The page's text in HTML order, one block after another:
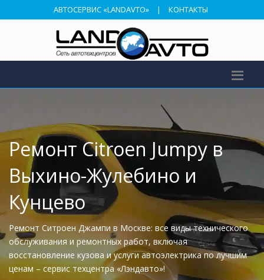
АВТОСЕРВИС «LANDAVTO» | КОНТАКТЫ
Ремонт Citroen Jumpy в
Выхино-Жулебино и
Кунцево
Ремонт Ситроен Джампи в Москве: все виды технического
обслуживания и ремонтных работ, включая
восстановление кузова и услуги автоэлектрика по лучшим
ценам – сервис техцентра «Лэндавто»!